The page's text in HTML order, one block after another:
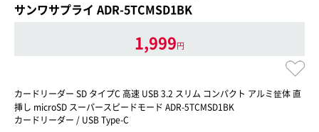
サンワサプライ ADR-5TCMSD1BK
1,999円
カードリーダー SD タイプC 高速 USB 3.2 スリム コンパクト アルミ筐体 直
挿し microSD スーパースピードモード ADR-5TCMSD1BK
カードリーダー / USB Type-C